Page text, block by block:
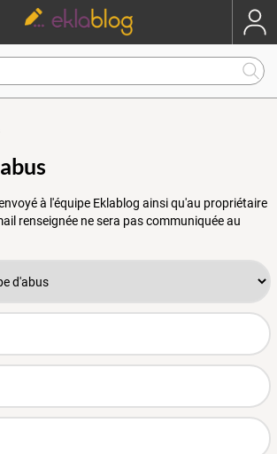
à l'équipe Eklablog ainsi qu'au propriétaire
renseignée ne sera pas communiquée au